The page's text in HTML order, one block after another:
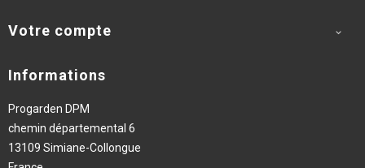
Votre compte 
Informations
Progarden DPM
chemin départemental 6
13109 Simiane-Collongue